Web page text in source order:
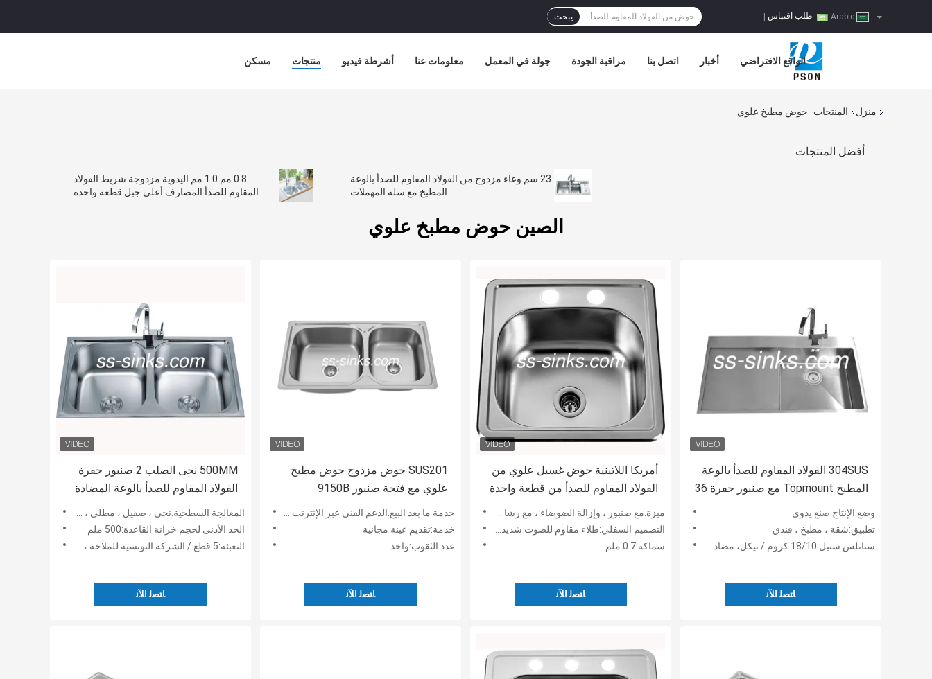
طلب اقتباس يبحث
مسكن منتجات أشرطة فيديو معلومات عنا جولة في المعمل مراقبة الجودة اتصل بنا أخبار الواقع الافتراضي
منزل المنتجات حوض مطبخ علوي
أفضل المنتجات
0.8 مم 1.0 مم اليدوية مزدوجة شريط الفولاذ
المقاوم للصدأ المصارف أعلى جبل قطعة واحدة
23 سم وعاء مزدوج من الفولاذ المقاوم للصدأ بالوعة
المطبخ مع سلة المهملات
الصين حوض مطبخ علوي
500MM نحى الصلب 2 صنبور حفرة
الفولاذ المقاوم للصدأ بالوعة المضادة
للتآكل
المعالجة السطحية:نحى ، صقيل ، مطلي ، مصقول ، نانو
الحد الأدنى لحجم خزانة القاعدة:500 ملم
التعبئة:5 قطع / الشركة التونسية للملاحة ، توفير المساحة
ﺎﺘﺼﻟ ﺍﻶﻧ
SUS201 حوض مزدوج حوض مطبخ
علوي مع فتحة صنبور 9150B
خدمة ما بعد البيع:الدعم الفني عبر الإنترنت ، التثبيت في الموقع
خدمة:تقديم عينة مجانية
عدد الثقوب:واحد
ﺎﺘﺼﻟ ﺍﻶﻧ
أمريكا اللاتينية حوض غسيل علوي من
الفولاذ المقاوم للصدأ من قطعة واحدة
ميزة:مع صنبور ، وإزالة الضوضاء ، مع رشاش ، مصفاة ، لوح تقطيع ورف قابل للطي
التصميم السفلي:طلاء مقاوم للصوت شديد التحمل وحشو مطاطي سميك
سماكة:0.7 ملم
ﺎﺘﺼﻟ ﺍﻶﻧ
304SUS الفولاذ المقاوم للصدأ بالوعة
المطبخ Topmount مع صنبور حفرة 36
وضع الإنتاج:صنع يدوي
تطبيق:شقة ، مطبخ ، فندق
ستانلس ستيل:18/10 كروم / نيكل، مضاد للتآكل
ﺎﺘﺼﻟ ﺍﻶﻧ